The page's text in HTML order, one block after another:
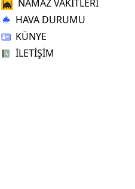
NAMAZ VAKİTLERİ
HAVA DURUMU
KÜNYE
İLETİŞİM